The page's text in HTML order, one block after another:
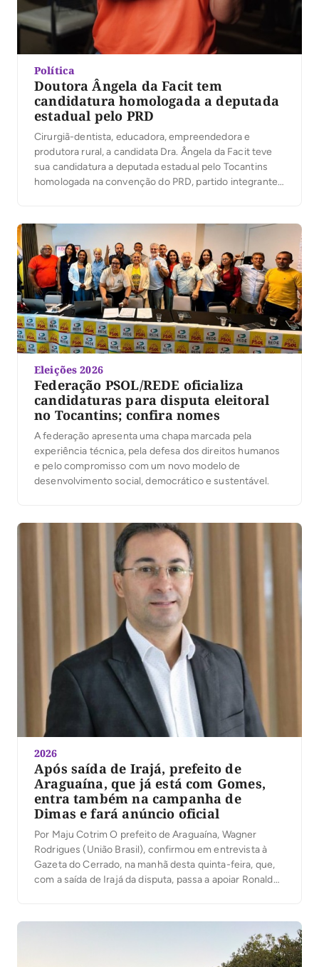
Política
Doutora Ângela da Facit tem
candidatura homologada a deputada
estadual pelo PRD
Cirurgiã-dentista, educadora, empreendedora e
produtora rural, a candidata Dra. Ângela da Facit teve
sua candidatura a deputada estadual pelo Tocantins
homologada na convenção do PRD, partido integrante
oficializou a senadora Professora Dorinha como
candidata ao governo estadual, reforçando a sintonia
entre […]
Eleições 2026
Federação PSOL/REDE oficializa
candidaturas para disputa eleitoral
no Tocantins; confira nomes
A federação apresenta uma chapa marcada pela
experiência técnica, pela defesa dos direitos humanos
e pelo compromisso com um novo modelo de
desenvolvimento social, democrático e sustentável.
2026
Após saída de Irajá, prefeito de
Araguaína, que já está com Gomes,
entra também na campanha de
Dimas e fará anúncio oficial
Por Maju Cotrim O prefeito de Araguaína, Wagner
Rodrigues (União Brasil), confirmou em entrevista à
Gazeta do Cerrado, na manhã desta quinta-feira, que,
com a saída de Irajá da disputa, passa a apoiar Ronaldo
isso as […]